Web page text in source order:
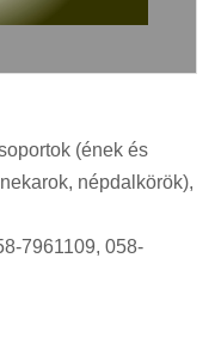
(ének és
népdalkörök),
7961109, 058-